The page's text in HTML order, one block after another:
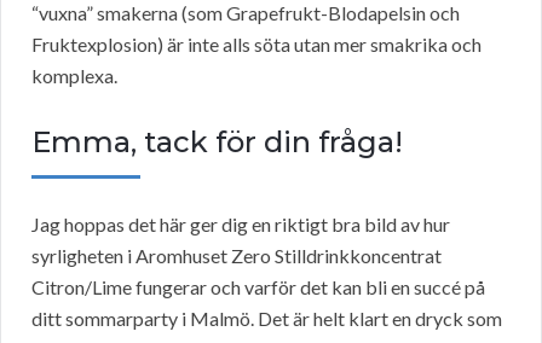
“vuxna” smakerna (som Grapefrukt-Blodapelsin och
Fruktexplosion) är inte alls söta utan mer smakrika och
komplexa.
Emma, tack för din fråga!
Jag hoppas det här ger dig en riktigt bra bild av hur
syrligheten i Aromhuset Zero Stilldrinkkoncentrat
Citron/Lime fungerar och varför det kan bli en succé på
ditt sommarparty i Malmö. Det är helt klart en dryck som